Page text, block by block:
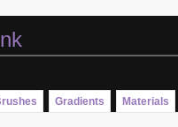
Gradients Materials